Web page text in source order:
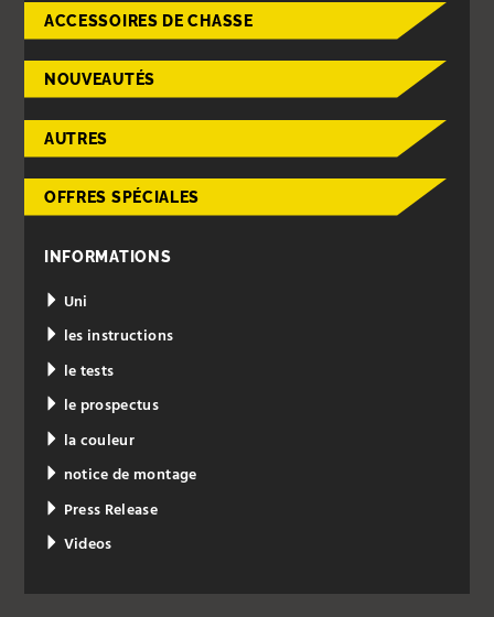
ACCESSOIRES DE CHASSE
NOUVEAUTÉS
AUTRES
OFFRES SPÉCIALES
INFORMATIONS
Uni
les instructions
le tests
le prospectus
la couleur
notice de montage
Press Release
Videos